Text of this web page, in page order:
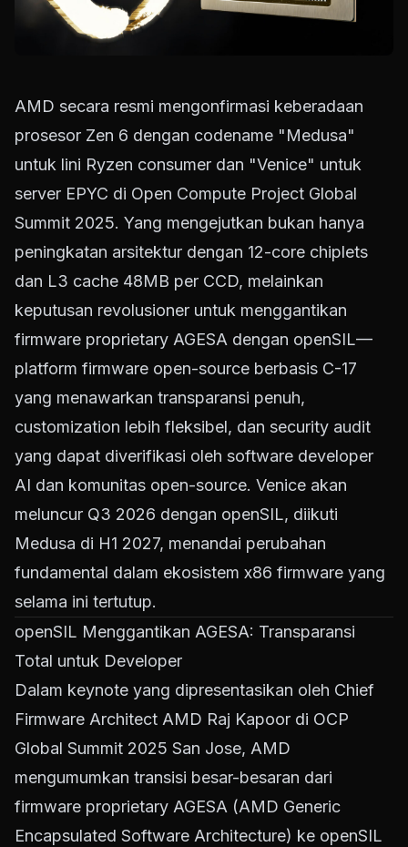
AMD secara resmi mengonfirmasi keberadaan
prosesor Zen 6 dengan codename "Medusa"
untuk lini Ryzen consumer dan "Venice" untuk
server EPYC di Open Compute Project Global
Summit 2025. Yang mengejutkan bukan hanya
peningkatan arsitektur dengan 12-core chiplets
dan L3 cache 48MB per CCD, melainkan
keputusan revolusioner untuk menggantikan
firmware proprietary AGESA dengan openSIL—
platform firmware open-source berbasis C-17
yang menawarkan transparansi penuh,
customization lebih fleksibel, dan security audit
yang dapat diverifikasi oleh software developer
AI dan komunitas open-source. Venice akan
meluncur Q3 2026 dengan openSIL, diikuti
Medusa di H1 2027, menandai perubahan
fundamental dalam ekosistem x86 firmware yang
selama ini tertutup.
openSIL Menggantikan AGESA: Transparansi
Total untuk Developer
Dalam keynote yang dipresentasikan oleh Chief
Firmware Architect AMD Raj Kapoor di OCP
Global Summit 2025 San Jose, AMD
mengumumkan transisi besar-besaran dari
firmware proprietary AGESA (AMD Generic
Encapsulated Software Architecture) ke openSIL